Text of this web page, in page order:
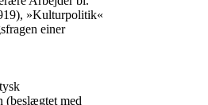
»Kulturpolitik«
einer